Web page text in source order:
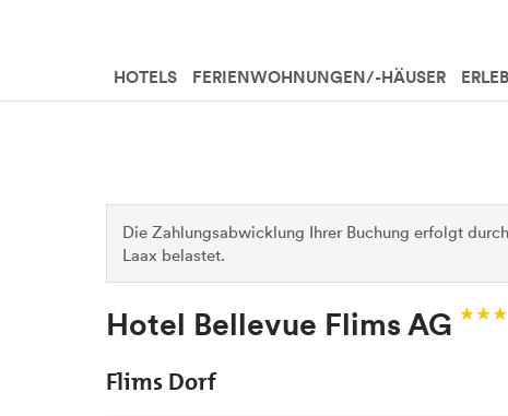
HOTELS FERIENWOHNUNGEN/-HÄUSER
Die Zahlungsabwicklung Ihrer Buchung erfolgt
Laax belastet.
Hotel Bellevue Flims AG
Flims Dorf